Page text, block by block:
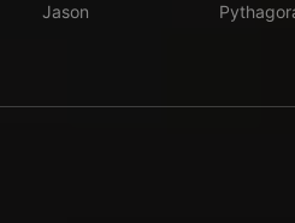
Jason